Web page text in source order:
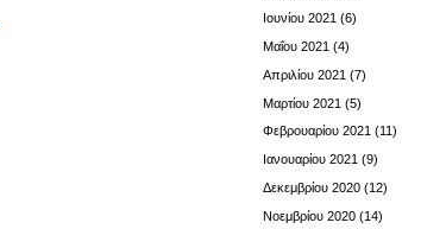
Ιουνίου 2021 (6)
Μαΐου 2021 (4)
Απριλίου 2021 (7)
Μαρτίου 2021 (5)
Φεβρουαρίου 2021 (11)
Ιανουαρίου 2021 (9)
Δεκεμβρίου 2020 (12)
Νοεμβρίου 2020 (14)